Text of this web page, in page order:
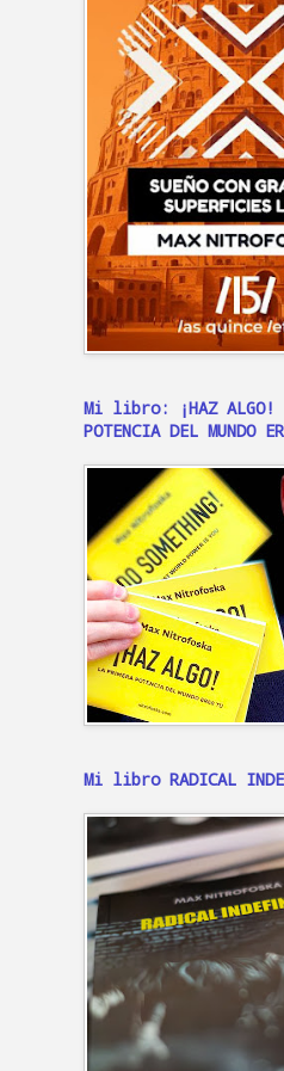
Mi libro: ¡HAZ ALGO!
POTENCIA DEL MUNDO
Mi libro RADICAL